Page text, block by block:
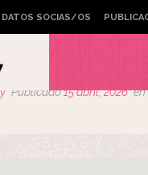
SOCIAS/OS
Publicado15 abril, 2026 en